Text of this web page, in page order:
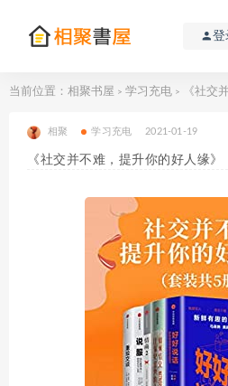
登
当前位置： 相聚书屋 > 学习充电 > 《社交并
相聚 学习充电 2021-01-19
《社交并不难，提升你的好人缘》